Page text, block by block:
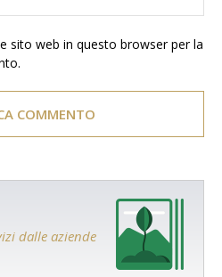
sito web in questo browser per la
dalle aziende